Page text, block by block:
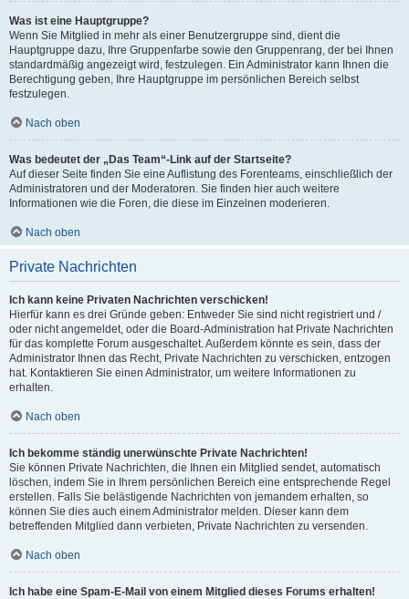
Was ist eine Hauptgruppe?
Wenn Sie Mitglied in mehr als einer Benutzergruppe sind, dient die
Hauptgruppe dazu, Ihre Gruppenfarbe sowie den Gruppenrang, der bei Ihnen
standardmäßig angezeigt wird, festzulegen. Ein Administrator kann Ihnen die
Berechtigung geben, Ihre Hauptgruppe im persönlichen Bereich selbst
festzulegen.
Nach oben
Was bedeutet der „Das Team“-Link auf der Startseite?
Auf dieser Seite finden Sie eine Auflistung des Forenteams, einschließlich der
Administratoren und der Moderatoren. Sie finden hier auch weitere
Informationen wie die Foren, die diese im Einzelnen moderieren.
Nach oben
Private Nachrichten
Ich kann keine Privaten Nachrichten verschicken!
Hierfür kann es drei Gründe geben: Entweder Sie sind nicht registriert und /
oder nicht angemeldet, oder die Board-Administration hat Private Nachrichten
für das komplette Forum ausgeschaltet. Außerdem könnte es sein, dass der
Administrator Ihnen das Recht, Private Nachrichten zu verschicken, entzogen
hat. Kontaktieren Sie einen Administrator, um weitere Informationen zu
erhalten.
Nach oben
Ich bekomme ständig unerwünschte Private Nachrichten!
Sie können Private Nachrichten, die Ihnen ein Mitglied sendet, automatisch
löschen, indem Sie in Ihrem persönlichen Bereich eine entsprechende Regel
erstellen. Falls Sie belästigende Nachrichten von jemandem erhalten, so
können Sie dies auch einem Administrator melden. Dieser kann dem
betreffenden Mitglied dann verbieten, Private Nachrichten zu versenden.
Nach oben
Ich habe eine Spam-E-Mail von einem Mitglied dieses Forums erhalten!